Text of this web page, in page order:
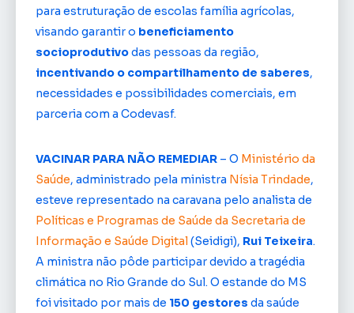
para estruturação de escolas família agrícolas,
visando garantir o beneficiamento
socioprodutivodas pessoas da região,
incentivando o compartilhamento de saberes,
necessidades e possibilidades comerciais, em
parceria com a Codevasf.
VACINAR PARA NÃO REMEDIAR – O Ministério da
Saúde, administrado pela ministra Nísia Trindade,
esteve representado na caravana pelo analista de
Políticas e Programas de Saúde da Secretaria de
Informação e Saúde Digital(Seidigi), Rui Teixeira.
A ministra não pôde participar devido a tragédia
climática no Rio Grande do Sul. O estande do MS
foi visitado por mais de 150 gestores da saúde